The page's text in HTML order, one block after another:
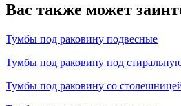
Вас также может
Тумбы под раковину подвесные
Тумбы под раковину под
Тумбы под раковину со